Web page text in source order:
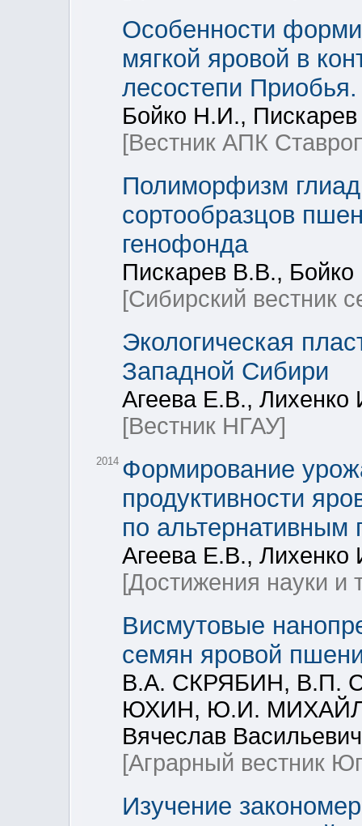
Особенности
мягкой яровой в
лесостепи Приобья.
Бойко Н.И.,
[Вестник АПК
Полиморфизм
сортообразцов
генофонда
Пискарев В.В.,
[Сибирский вестник
Экологическая
Западной Сибири
Агеева Е.В.,
[Вестник НГАУ]
2014 Формирование
продуктивности
по
Агеева Е.В.,
[Достижения науки и
Висмутовые
cемян яровой
В.А. СКРЯБИН, В.П.
ЮХИН, Ю.И.
Вячеслав
[Аграрный вестник
Изучение